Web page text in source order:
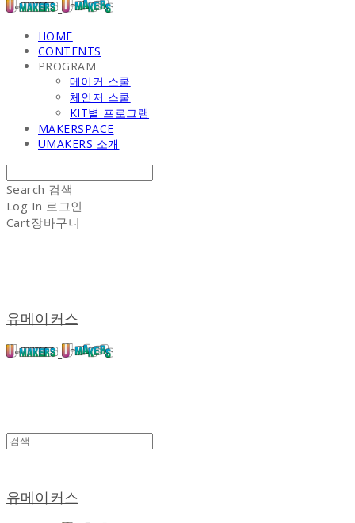
HOME
CONTENTS
PROGRAM
메이커 스쿨
체인저 스쿨
KIT별 프로그램
MAKERSPACE
UMAKERS 소개
Search 검색
Log In 로그인
Cart장바구니
유메이커스
유메이커스